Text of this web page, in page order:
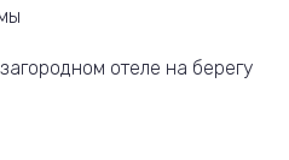
отеле на берегу